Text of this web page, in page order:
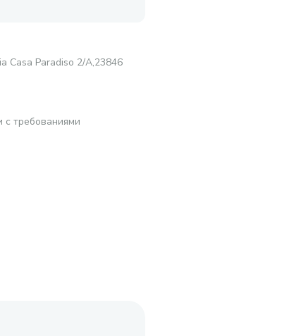
Casa Paradiso 2/A,23846
с требованиями